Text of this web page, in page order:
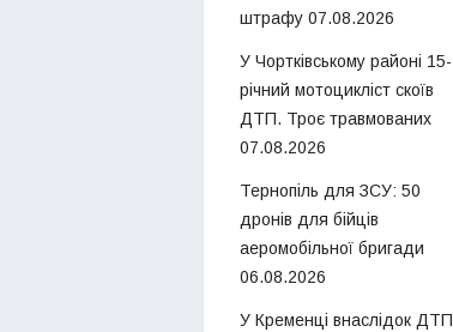
штрафу 07.08.2026
У Чортківському районі 15-
річний мотоцикліст скоїв
ДТП. Троє травмованих
07.08.2026
Тернопіль для ЗСУ: 50
дронів для бійців
аеромобільної бригади
06.08.2026
У Кременці внаслідок ДТП